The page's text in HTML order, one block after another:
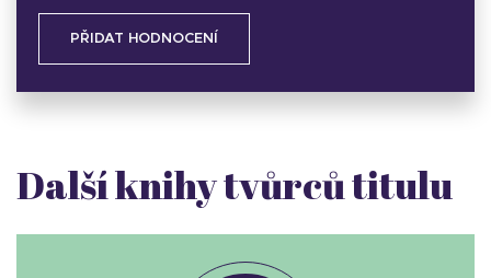
PŘIDAT HODNOCENÍ
Další knihy tvůrců titulu